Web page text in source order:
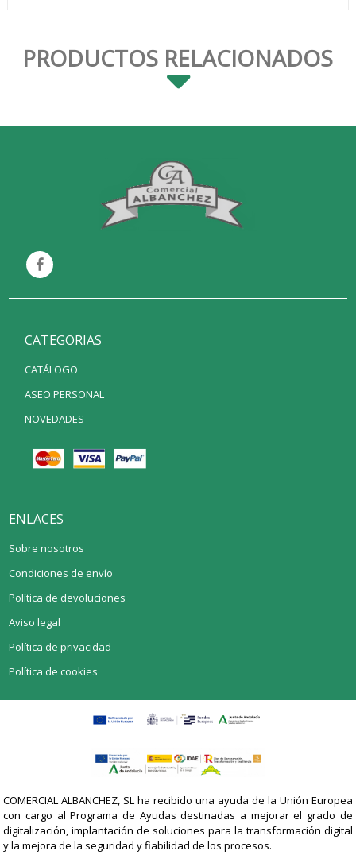
PRODUCTOS RELACIONADOS
CATEGORIAS
CATÁLOGO
ASEO PERSONAL
NOVEDADES
ENLACES
Sobre nosotros
Condiciones de envío
Política de devoluciones
Aviso legal
Política de privacidad
Política de cookies
COMERCIAL ALBANCHEZ, SL ha recibido una ayuda de la Unión Europea
con cargo al Programa de Ayudas destinadas a mejorar el grado de
digitalización, implantación de soluciones para la transformación digital
y la mejora de la seguridad y fiabilidad de los procesos.